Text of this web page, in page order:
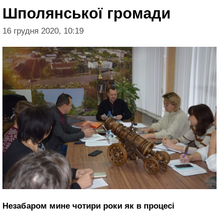
Шполянської громади
16 грудня 2020, 10:19
Незабаром мине чотири роки як в процесі